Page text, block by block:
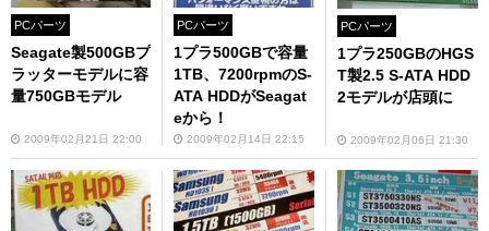
PCパーツ
Seagate製500GBプ
ラッターモデルに容
量750GBモデル
2009年02月21日 22:00
PCパーツ
1プラ500GBで容量
1TB、7200rpmのS-
ATA HDDがSeagat
eから！
2009年02月14日 22:15
PCパーツ
1プラ250GBのHGS
T製2.5 S-ATA HDD
2モデルが店頭に
2009年02月06日 21:30